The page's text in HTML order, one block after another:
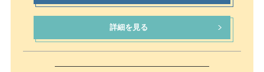
詳細を見る